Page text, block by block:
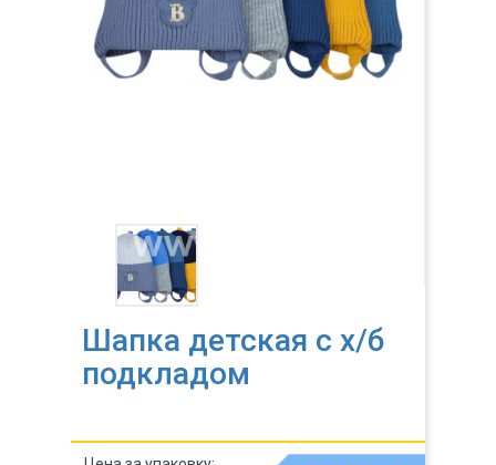
Шапка детская с х/б
подкладом